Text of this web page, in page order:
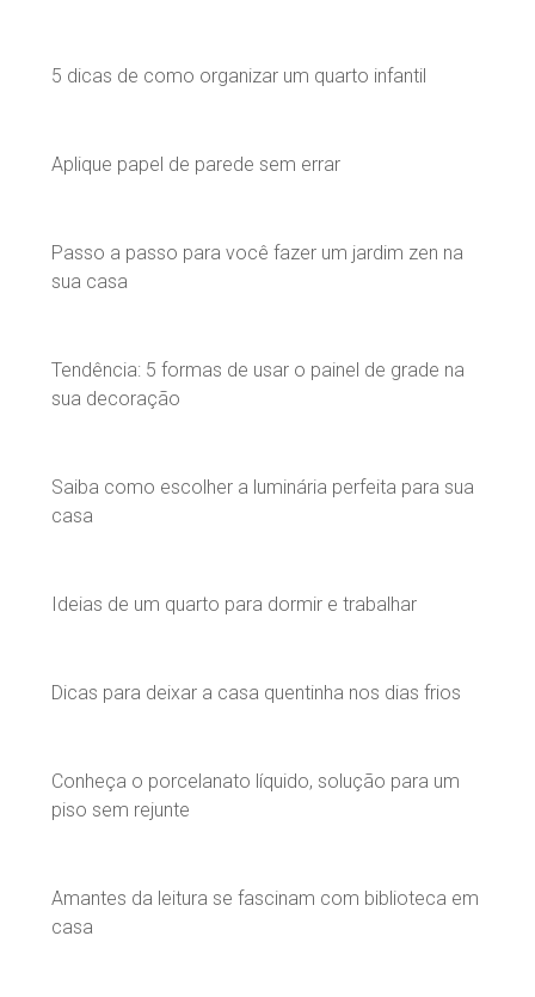
5 dicas de como organizar um quarto infantil
Aplique papel de parede sem errar
Passo a passo para você fazer um jardim zen na
sua casa
Tendência: 5 formas de usar o painel de grade na
sua decoração
Saiba como escolher a luminária perfeita para sua
casa
Ideias de um quarto para dormir e trabalhar
Dicas para deixar a casa quentinha nos dias frios
Conheça o porcelanato líquido, solução para um
piso sem rejunte
Amantes da leitura se fascinam com biblioteca em
casa